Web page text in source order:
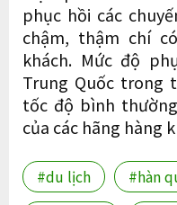
phục hồi các
chậm, thậm chí
khách. Mức độ
Trung Quốc trong
tốc độ bình
của các hãng hàng
#du lịch #hàn